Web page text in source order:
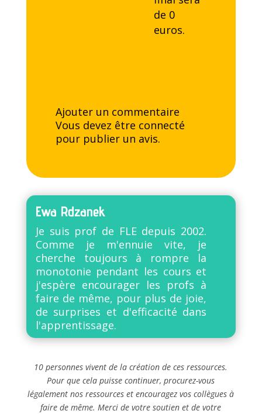
de 0
euros.
Ajouter un commentaire
Vous devez être connecté
pour publier un avis.
Ewa Rdzanek
Je suis prof de FLE depuis 2002.
Comme je m'ennuie vite, je
cherche toujours à rompre la
monotonie pendant les cours et
j'espère encourager les profs à
faire de même, pour plus de joie,
de surprises et d'efficacité dans
l'apprentissage.
10 personnes vivent de la création de ces ressources.
Pour que cela puisse continuer, procurez-vous
légalement nos ressources et encouragez vos collègues à
faire de même. Merci de votre soutien et de votre